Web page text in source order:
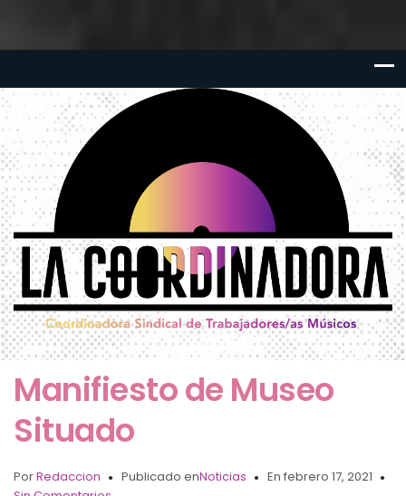
Manifiesto de Museo
Situado
PorRedaccion Publicado enNoticias
En febrero 17, 2021